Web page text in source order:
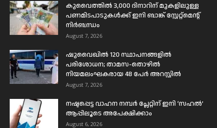
കുവൈത്തിൽ 3,000 ദിനാറിന് മുകളിലുള്ള
പണമിടപാടുകൾക്ക് ഇനി ബാങ്ക് സ്റ്റേറ്റ്മെന്റ്
നിർബന്ധം
August 7, 2026
ഷുവൈഖിൽ 120 സ്ഥാപനങ്ങളിൽ
പരിശോധന; താമസ-തൊഴിൽ
നിയമലംഘകരായ 48 പേർ അറസ്റ്റിൽ
August 7, 2026
നഷ്ടപ്പെട്ട വാഹന നമ്പർ പ്ലേറ്റിന് ഇനി ‘സഹൽ’
ആപ്പിലൂടെ അപേക്ഷിക്കാം
August 6, 2026